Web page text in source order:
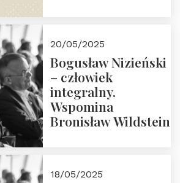
20/05/2025
Bogusław Nizieński
– człowiek
integralny.
Wspomina
Bronisław Wildstein
18/05/2025